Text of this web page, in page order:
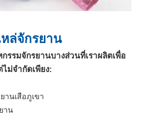
ล่จักรยาน
รรมจักรยานบางส่วนที่เราผลิตเพื่อ
ม่จำกัดเพียง:
านเสือภูเขา
าน